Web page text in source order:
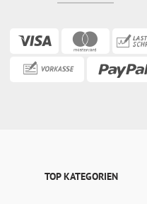
TOP KATEGORIEN